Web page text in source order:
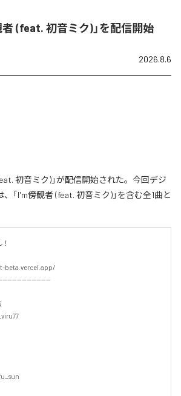
者 (feat. 初音ミク)」を配信開始
2026.8.6
初音ミク)」が配信開始された。今回デジ
「I'm傍観者 (feat. 初音ミク)」を含む全1曲と
beta.vercel.app/